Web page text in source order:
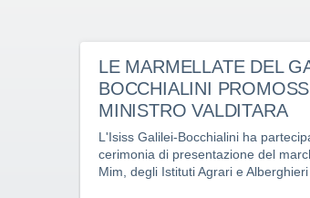
LE MARMELLATE DEL
BOCCHIALINI
MINISTRO VALDITARA
L'Isiss Galilei-Bocchialini ha
cerimonia di presentazione del
Mim, degli Istituti Agrari e Alberghieri